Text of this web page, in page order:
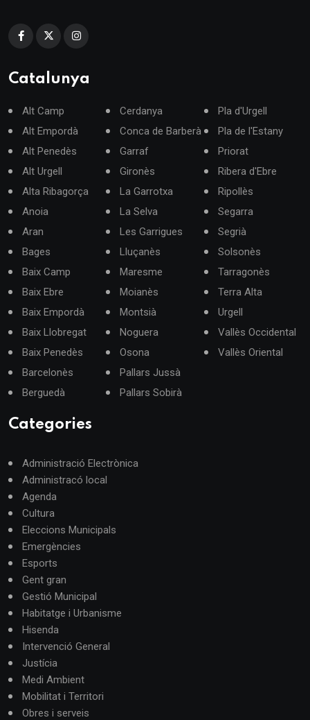
Catalunya
Alt Camp
Alt Empordà
Alt Penedès
Alt Urgell
Alta Ribagorça
Anoia
Aran
Bages
Baix Camp
Baix Ebre
Baix Empordà
Baix Llobregat
Baix Penedès
Barcelonès
Berguedà
Cerdanya
Conca de Barberà
Garraf
Gironès
La Garrotxa
La Selva
Les Garrigues
Lluçanès
Maresme
Moianès
Montsià
Noguera
Osona
Pallars Jussà
Pallars Sobirà
Pla d'Urgell
Pla de l'Estany
Priorat
Ribera d'Ebre
Ripollès
Segarra
Segrià
Solsonès
Tarragonès
Terra Alta
Urgell
Vallès Occidental
Vallès Oriental
Categories
Administració Electrònica
Administracó local
Agenda
Cultura
Eleccions Municipals
Emergències
Esports
Gent gran
Gestió Municipal
Habitatge i Urbanisme
Hisenda
Intervenció General
Justícia
Medi Ambient
Mobilitat i Territori
Obres i serveis